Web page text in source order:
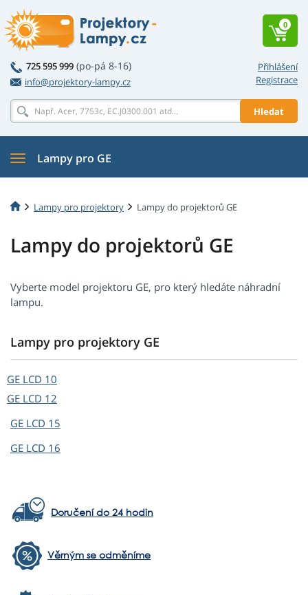
Přihlášení
Registrace
725 595 999 (po-pá 8-16)
info@projektory-lampy.cz
Hledat
0
Lampy pro GE
Lampy pro projektory Lampy do projektorů GE
Lampy do projektorů GE
Vyberte model projektoru GE, pro který hledáte náhradní
lampu.
Lampy pro projektory GE
GE LCD 10
GE LCD 12
GE LCD 15
GE LCD 16
Doručení do 24 hodin
Věrným se odměníme